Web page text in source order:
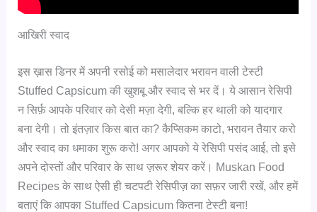
आखिरी स्वाद
इस ख़ास डिनर में अपनी रसोई को मसालेदार भरावन वाली टेस्टी
Stuffed Capsicum की खुशबू और स्वाद से भर दें। ये आसान रेसिपी
न सिर्फ़ आपके परिवार को देसी मज़ा देगी, बल्कि हर थाली को यादगार
बना देगी। तो इंतज़ार किस बात का? कैप्सिकम काटो, भरावन तैयार करो
और स्वाद का धमाका शुरू करो! अगर आपको ये रेसिपी पसंद आई, तो इसे
अपने दोस्तों और परिवार के साथ ज़रूर शेयर करें। Muskan Food
Recipes के साथ ऐसी ही चटपटी रेसिपीज़ का सफ़र जारी रखें, और हमें
बताएं कि आपका Stuffed Capsicum कितना टेस्टी बना!